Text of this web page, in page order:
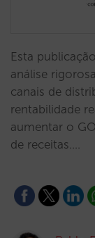
Esta
análise
canais de
rentabilidade
aumentar o
de receitas.…